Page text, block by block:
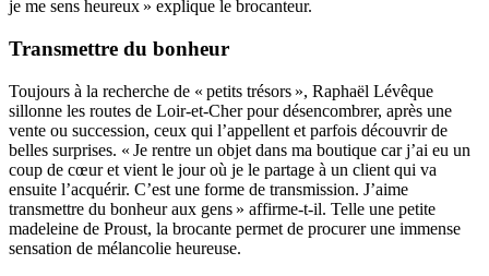
je me sens heureux » explique le brocanteur.
Transmettre du bonheur
Toujours à la recherche de « petits trésors », Raphaël Lévêque
sillonne les routes de Loir-et-Cher pour désencombrer, après une
vente ou succession, ceux qui l’appellent et parfois découvrir de
belles surprises. « Je rentre un objet dans ma boutique car j’ai eu un
coup de cœur et vient le jour où je le partage à un client qui va
ensuite l’acquérir. C’est une forme de transmission. J’aime
transmettre du bonheur aux gens » affirme-t-il. Telle une petite
madeleine de Proust, la brocante permet de procurer une immense
sensation de mélancolie heureuse.